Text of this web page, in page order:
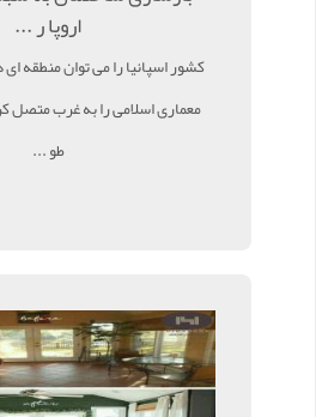
اروپا ر ...
کشور اسپانیا را می توان منطقه
معماری اسلامی را به غرب متصل
طو ...